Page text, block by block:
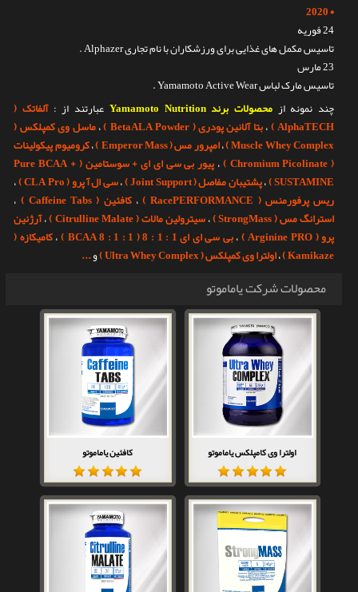
• 2020
24 فوریه
تاسیس مکمل های غذایی برای ورزشکاران با نام تجاری Alphazer .
23 مارس
تاسیس مارک لباس Yamamoto Active Wear .
چند نمونه ازمحصولات برند Yamamoto Nutrition عبارتند از :آلفاتک(
AlphaTECH ) ،بتا آلانین پودری( BetaALA Powder ) ،ماسل وی کمپلکس(
MuscleWheyComplex ) ،امپرور مس( Emperor Mass ) ،کرومیوم پیکولینات
( Chromium Picolinate )
،پیور بی سی ای ای + سوستامین( Pure
BCAA+
SUSTAMINE ) ،پشتیبان مفاصل( Joint Support ) ،سی ال آ پرو(
CLAPro )
،
ریس پرفورمنس( RacePERFORMANCE ) ،کافئین (
CaffeineTabs )
،
استرانگ مس( StrongMass ) ،سیترولین مالات( Citrulline Malate ) ،آرژنین
پرو( Arginine PRO ) ،بی سی ای ای 1 : 1 : 8 ( BCAA 8 : 1 : 1 ) ،کامیکازه(
Kamikaze ) ،اولترا وی کمپلکس( Ultra Whey Complex ) و...
محصولات شرکت یاماموتو
اولترا وی کامپلکس یاماموتو کافئین یاماموتو